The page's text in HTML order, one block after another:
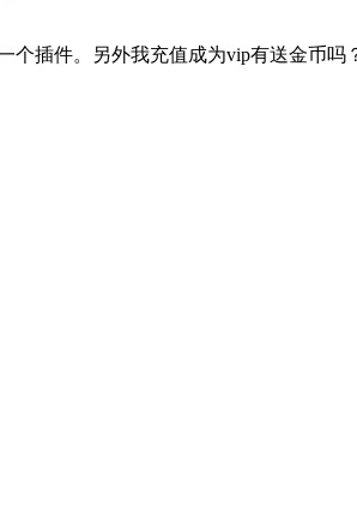
个插件。另外我充值成为vip有送金币吗